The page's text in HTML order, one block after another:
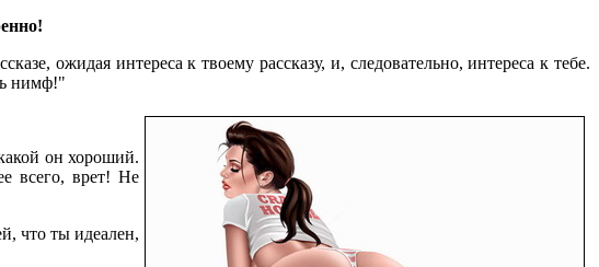
ожидая интереса к твоему рассказу, и, следовательно, интереса к тебе.
нимф!"
он хороший.
всего, врет! Не
что ты идеален,